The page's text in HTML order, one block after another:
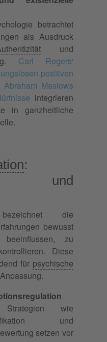
betrachtet
als Ausdruck
und
Carl Rogers'
positiven
Abraham Maslows
integrieren
in ganzheitliche
:
und
bezeichnet die
bewusst
zu
Diese
für psychische
Strategien wie
und
setzen vor